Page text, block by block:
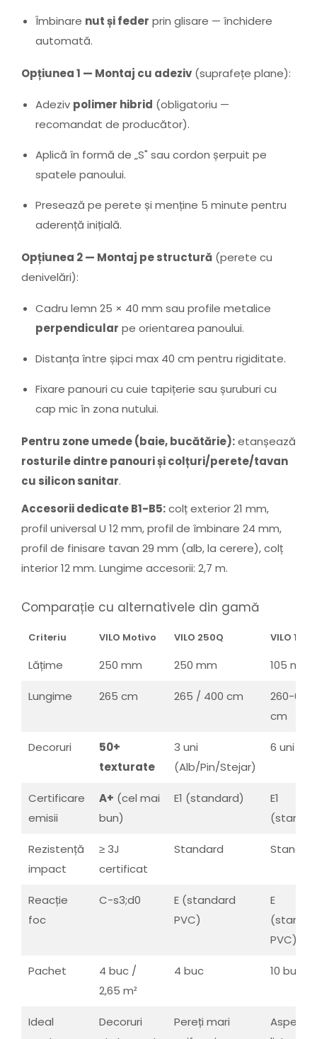
Îmbinare nut și feder prin glisare — închidere
automată.
Opțiunea 1 — Montaj cu adeziv (suprafețe plane):
Adeziv polimer hibrid (obligatoriu —
recomandat de producător).
Aplică în formă de „S" sau cordon șerpuit pe
spatele panoului.
Presează pe perete și menține 5 minute pentru
aderență inițială.
Opțiunea 2 — Montaj pe structură (perete cu
denivelări):
Cadru lemn 25 × 40 mm sau profile metalice
perpendicular pe orientarea panoului.
Distanța între șipci max 40 cm pentru rigiditate.
Fixare panouri cu cuie tapițerie sau șuruburi cu
cap mic în zona nutului.
Pentru zone umede (baie, bucătărie):etanșează
rosturile dintre panouri și colțuri/perete/tavan
cu silicon sanitar.
Accesorii dedicate B1-B5:colț exterior 21 mm,
profil universal U 12 mm, profil de îmbinare 24 mm,
profil de finisare tavan 29 mm (alb, la cerere), colț
interior 12 mm. Lungime accesorii: 2,7 m.
Comparație cu alternativele din gamă
Criteriu VILO Motivo VILO 250Q VILO 105
Lățime 250 mm 250 mm 105 mm
Lungime 265 cm 265 / 400 cm
260-600
cm
Decoruri
50+
texturate
3 uni
(Alb/Pin/Stejar)
6 uni
Certificare
emisii
A+ (cel mai
bun)
E1 (standard)
E1
Rezistență
impact
≥ 3J
certificat
Standard
Reacție
foc
C-s3;d0
E (standard
PVC)
E
PVC)
Pachet
4 buc /
2,65 m²
4 buc 10 buc
Ideal
Decoruri
Pereți mari
Aspect